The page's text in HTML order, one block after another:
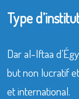
Type
Dar al-Iftaa
but non lucratif
et international.